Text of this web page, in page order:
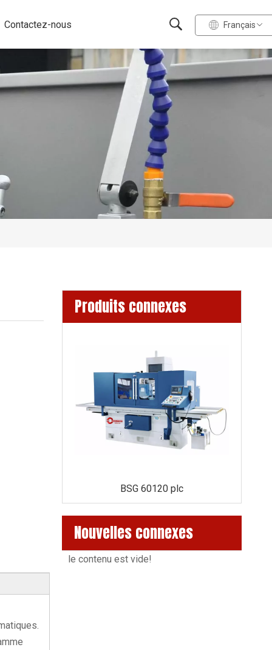
Contactez-nous Français
Produits connexes
BSG 60120 plc
Nouvelles connexes
le contenu est vide!